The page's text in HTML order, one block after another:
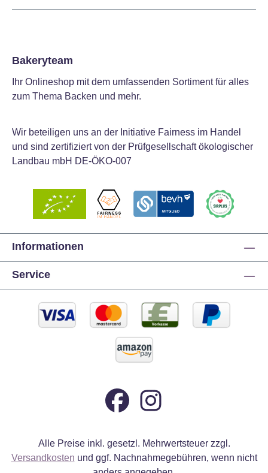
Bakeryteam
Ihr Onlineshop mit dem umfassenden Sortiment für alles
zum Thema Backen und mehr.
Wir beteiligen uns an der Initiative Fairness im Handel
und sind zertifiziert von der Prüfgesellschaft ökologischer
Landbau mbH DE-ÖKO-007
Informationen
Service
Alle Preise inkl. gesetzl. Mehrwertsteuer zzgl.
Versandkosten und ggf. Nachnahmegebühren, wenn nicht